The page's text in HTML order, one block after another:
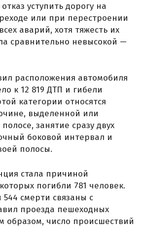
уступить дорогу на
или при перестроении
аварий, хотя тяжесть их
сравнительно невысокой —
расположения автомобиля
к 12 819 ДТП и гибели
категории относятся
выделенной или
занятие сразу двух
боковой интервал и
полосы.
стала причиной
погибли 781 человек.
смерти связаны с
проезда пешеходных
образом, число происшествий